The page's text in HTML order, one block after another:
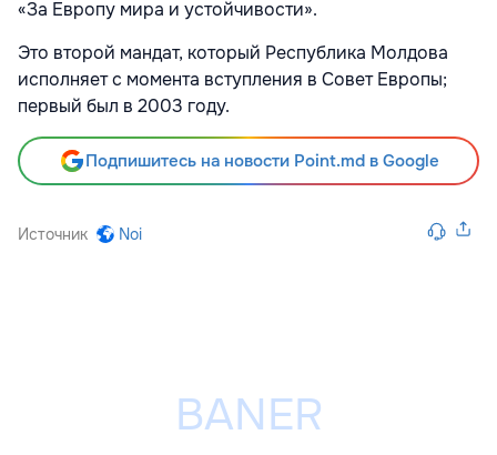
«За Европу мира и устойчивости».
Это второй мандат, который Республика Молдова
исполняет с момента вступления в Совет Европы;
первый был в 2003 году.
Подпишитесь на новости Point.md в Google
Источник Noi